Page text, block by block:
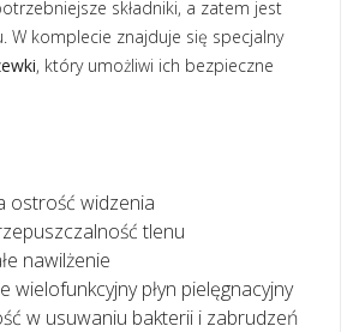
składniki, a zatem jest
W komplecie znajduje się specjalny
, który umożliwi ich bezpieczne
ostrość widzenia
tlenu
nawilżenie
wielofunkcyjny płyn pielęgnacyjny
w usuwaniu bakterii i zabrudzeń